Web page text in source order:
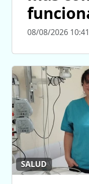
08/08/2026 10:41
SALUD